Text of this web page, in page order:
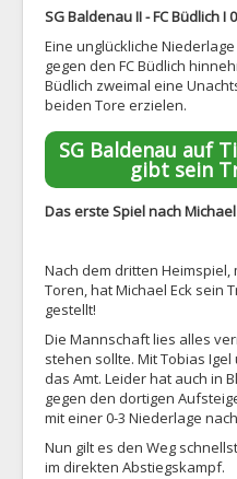
SG Baldenau II - FC Büdlich I
Eine unglückliche
gegen den FC Büdlich
Büdlich zweimal eine
beiden Tore erzielen.
SG Baldenau auf
gibt sein
Das erste Spiel nach
Nach dem dritten Heimspiel,
Toren, hat Michael Eck sein
gestellt!
Die Mannschaft lies alles
stehen sollte. Mit Tobias
das Amt. Leider hat auch in
gegen den dortigen
mit einer 0-3 Niederlage
Nun gilt es den Weg
im direkten Abstiegskampf.